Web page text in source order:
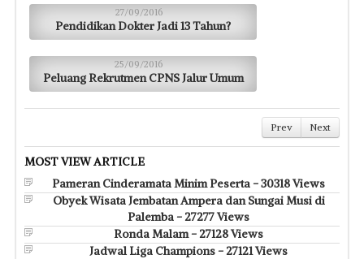
27/09/2016
Pendidikan Dokter Jadi 13 Tahun?
25/09/2016
Peluang Rekrutmen CPNS Jalur Umum
Prev Next
MOST VIEW ARTICLE
Pameran Cinderamata Minim Peserta - 30318 Views
Obyek Wisata Jembatan Ampera dan Sungai Musi di
Palemba - 27277 Views
Ronda Malam - 27128 Views
Jadwal Liga Champions - 27121 Views